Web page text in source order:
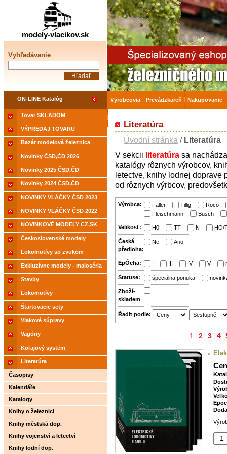
Literatúra
Úvodní stránka / Literatúra
V sekcii literatúra sa nachádza
katalógy rôznych výrobcov,
letectve, knihy lodnej doprave
od rôznych výrbcov,
Výrobca: Faller Tillig
Roco
Fleischmann
Busch
Velikosť: H0 TT N HO/
Česká
předloha:
Ne Ano
EpÓcha: IV V
Statuse: špeciálna ponuka
Zboží­
skladem
Řadit podle:
1 2 3 4
Tovar SKLADOM
VÝPREDAJ TOVARU
Bazár modelová železnica
Novinky ČSD,ČD 2026
Novinky 2025 ČSD,ČD
Novinky 2024 ČSD,ČD
NOVINKY VLÁČKY ČSD 2023
NOVINKY VLÁČKY ČSD 2022
NOVINKOVÉ MODELY CZ,SK
2021
Československé modely
ČSD,ČD
Lokomotívy so zvukom
Exkluzívne modely - maloséria
Stavby
Lokomotívy
Štartovacie sety
Vlakové súpravy
Vagóny
Koľajový systém
Literatúra
Časopisy
Kalendáře
Katalogy
Knihy o železnici
Knihy městská dop.
Knihy vojenství a letectví
Knihy lodní dop.
modely-vlacikov.sk
Vyhľadávanie
ON-LINE Katalóg
Železničné
Výrobcovia Prevádzkareň Nakupovanie